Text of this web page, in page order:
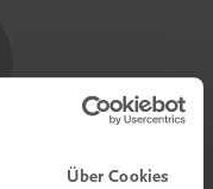
Über Cookies
zählt, was im